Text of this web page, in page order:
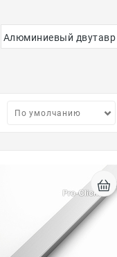
Алюминиевый двутавр